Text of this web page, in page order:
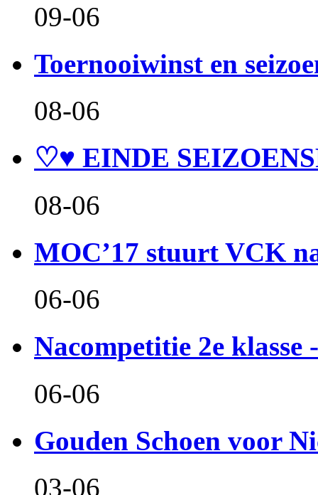
09-06
Toernooiwinst en
08-06
♡♥ EINDE
08-06
MOC’17 stuurt VCK
06-06
Nacompetitie 2e klasse
06-06
Gouden Schoen voor
03-06